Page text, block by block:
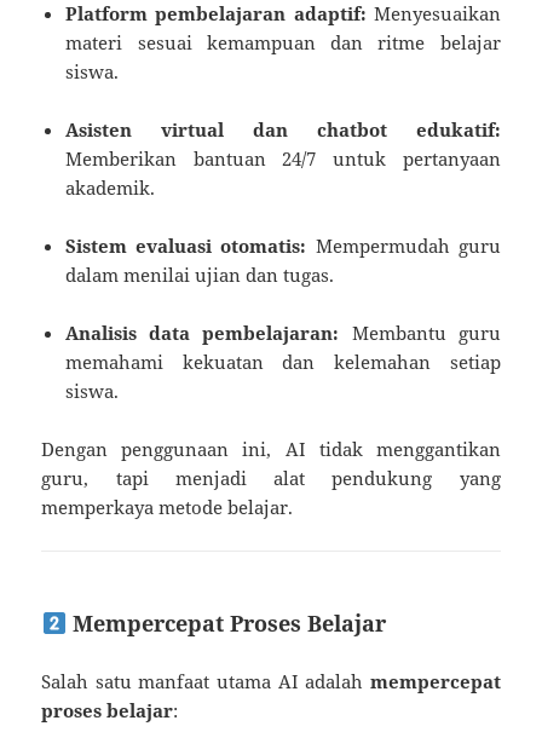
Platform pembelajaran adaptif: Menyesuaikan
materi sesuai kemampuan dan ritme belajar
siswa.
Asisten virtual dan chatbot edukatif:
Memberikan bantuan 24/7 untuk pertanyaan
akademik.
Sistem evaluasi otomatis: Mempermudah guru
dalam menilai ujian dan tugas.
Analisis data pembelajaran: Membantu guru
memahami kekuatan dan kelemahan setiap
siswa.
Dengan penggunaan ini, AI tidak menggantikan
guru, tapi menjadi alat pendukung yang
memperkaya metode belajar.
Mempercepat Proses Belajar
Salah satu manfaat utama AI adalah mempercepat
proses belajar: